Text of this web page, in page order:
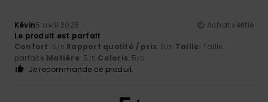
Kévin5 avril 2026
Achat vérifié
Le produit est parfait
Confort: 5/5 Rapport qualité / prix: 5/5 Taille: Taille
parfaite Matière: 5 /5 Coloris: 5 /5
Je recommande ce produit